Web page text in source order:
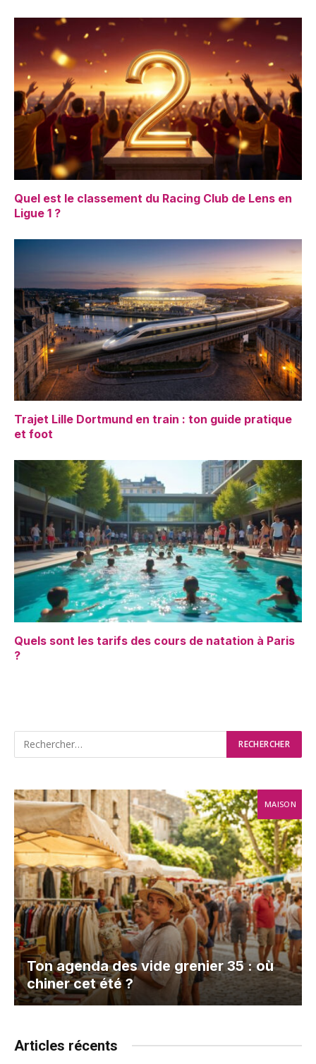
Quel est le classement du Racing Club de Lens en
Ligue 1 ?
Trajet Lille Dortmund en train : ton guide pratique
et foot
Quels sont les tarifs des cours de natation à Paris
?
MAISON
Ton agenda des vide grenier 35 : où
chiner cet été ?
Articles récents